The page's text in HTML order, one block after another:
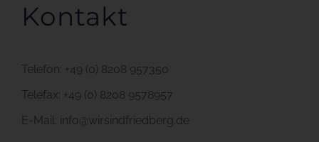
Kontakt
Telefon: +49 (0) 8208 957350
Telefax: +49 (0) 8208 9578957
E-Mail: info@wirsindfriedberg.de